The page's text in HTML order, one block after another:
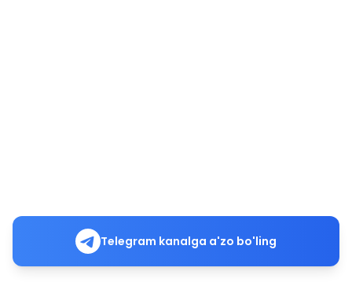
Telegram kanalga a'zo bo'ling